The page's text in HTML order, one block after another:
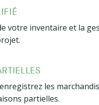
votre inventaire et la
les
partielles.